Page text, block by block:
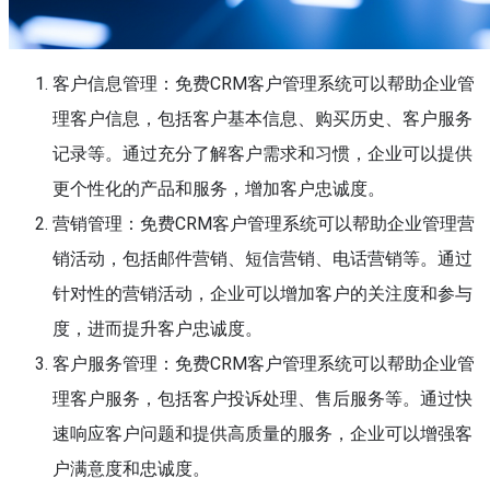
客户信息管理：免费CRM客户管理系统可以帮助企业管
理客户信息，包括客户基本信息、购买历史、客户服务
记录等。通过充分了解客户需求和习惯，企业可以提供
更个性化的产品和服务，增加客户忠诚度。
营销管理：免费CRM客户管理系统可以帮助企业管理营
销活动，包括邮件营销、短信营销、电话营销等。通过
针对性的营销活动，企业可以增加客户的关注度和参与
度，进而提升客户忠诚度。
客户服务管理：免费CRM客户管理系统可以帮助企业管
理客户服务，包括客户投诉处理、售后服务等。通过快
速响应客户问题和提供高质量的服务，企业可以增强客
户满意度和忠诚度。